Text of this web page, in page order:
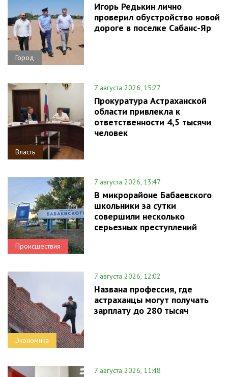
Город
Игорь Редькин лично
проверил обустройство новой
дороге в поселке Сабанс-Яр
Власть
7 августа 2026, 15:27
Прокуратура Астраханской
области привлекла к
ответственности 4,5 тысячи
человек
Происшествия
7 августа 2026, 13:47
В микрорайоне Бабаевского
школьники за сутки
совершили несколько
серьезных преступлений
Экономика
7 августа 2026, 12:02
Названа профессия, где
астраханцы могут получать
зарплату до 280 тысяч
7 августа 2026, 11:48